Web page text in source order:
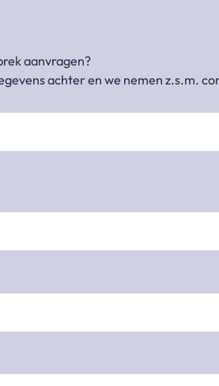
aanvragen?
achter en we nemen z.s.m.